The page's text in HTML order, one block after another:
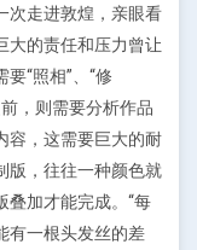
次走进敦煌，亲眼看
大的责任和压力曾让
“照相”、“修
前，则需要分析作品
容，这需要巨大的耐
版，往往一种颜色就
叠加才能完成。“每
有一根头发丝的差